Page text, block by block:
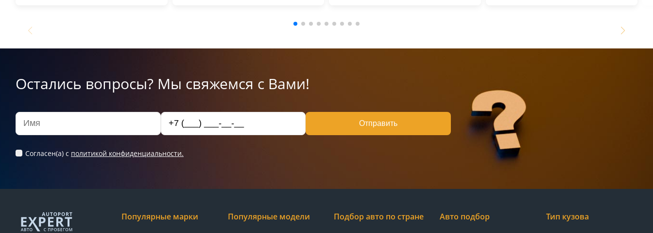
Остались вопросы? Мы свяжемся с Вами!
Отправить
Согласен(а) c политикой конфиденциальности.
Популярные марки Популярные модели Подбор авто по стране Авто подбор Тип кузова